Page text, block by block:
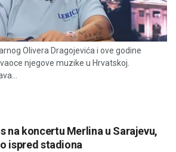
Olivera Dragojevića i ove godine
njegove muzike u Hrvatskoj.
na koncertu Merlina u Sarajevu,
ispred stadiona